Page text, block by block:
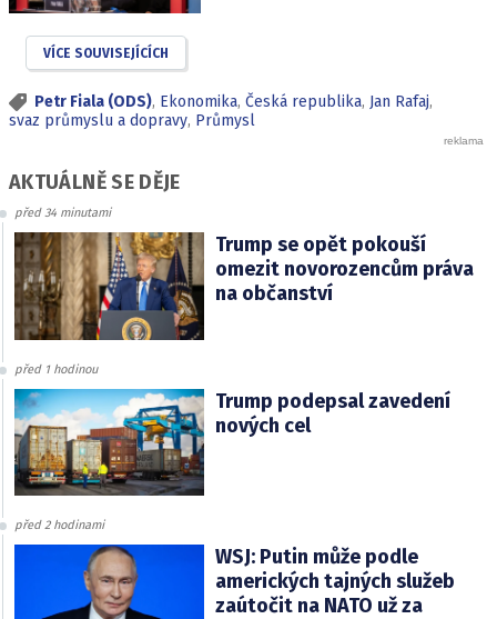
VÍCE SOUVISEJÍCÍCH
Petr Fiala (ODS), Ekonomika, Česká republika, Jan Rafaj,
svaz průmyslu a dopravy, Průmysl
AKTUÁLNĚ SE DĚJE
před 34 minutami
Trump se opět pokouší
omezit novorozencům práva
na občanství
před 1 hodinou
Trump podepsal zavedení
nových cel
před 2 hodinami
WSJ: Putin může podle
amerických tajných služeb
zaútočit na NATO už za